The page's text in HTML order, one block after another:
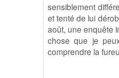
sensiblement
et tenté de lui
août, une enquête
chose que je
comprendre la